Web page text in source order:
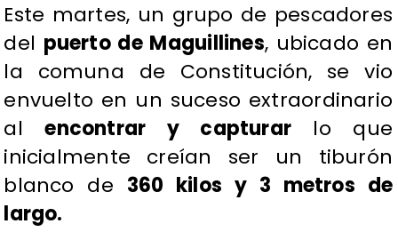
​Este martes, un grupo de pescadores
del puerto de Maguillines, ubicado en
la comuna de Constitución, se vio
envuelto en un suceso extraordinario
alencontrar y capturar lo que
inicialmente creían ser un tiburón
blanco de 360 kilos y 3 metros de
largo.